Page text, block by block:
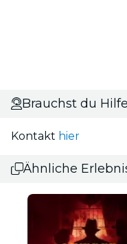
Brauchst du
Kontakt hier
Ähnliche